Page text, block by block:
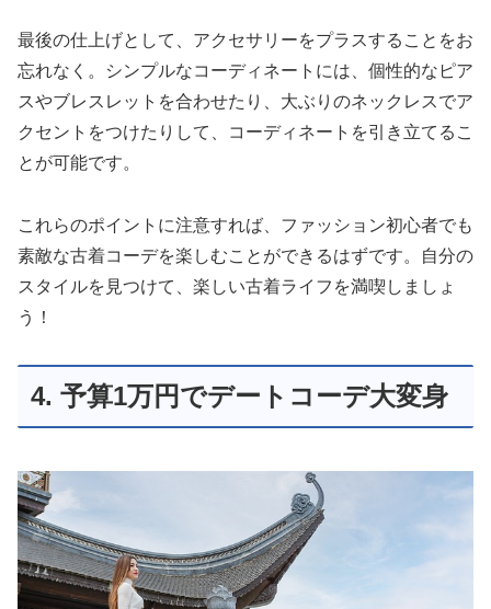
最後の仕上げとして、アクセサリーをプラスすることをお
忘れなく。シンプルなコーディネートには、個性的なピア
スやブレスレットを合わせたり、大ぶりのネックレスでア
クセントをつけたりして、コーディネートを引き立てるこ
とが可能です。
これらのポイントに注意すれば、ファッション初心者でも
素敵な古着コーデを楽しむことができるはずです。自分の
スタイルを見つけて、楽しい古着ライフを満喫しましょ
う！
4. 予算1万円でデートコーデ大変身